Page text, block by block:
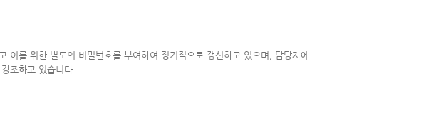
이를 위한 별도의 비밀번호를 부여하여 정기적으로 갱신하고 있으며, 담당자에
조하고 있습니다.